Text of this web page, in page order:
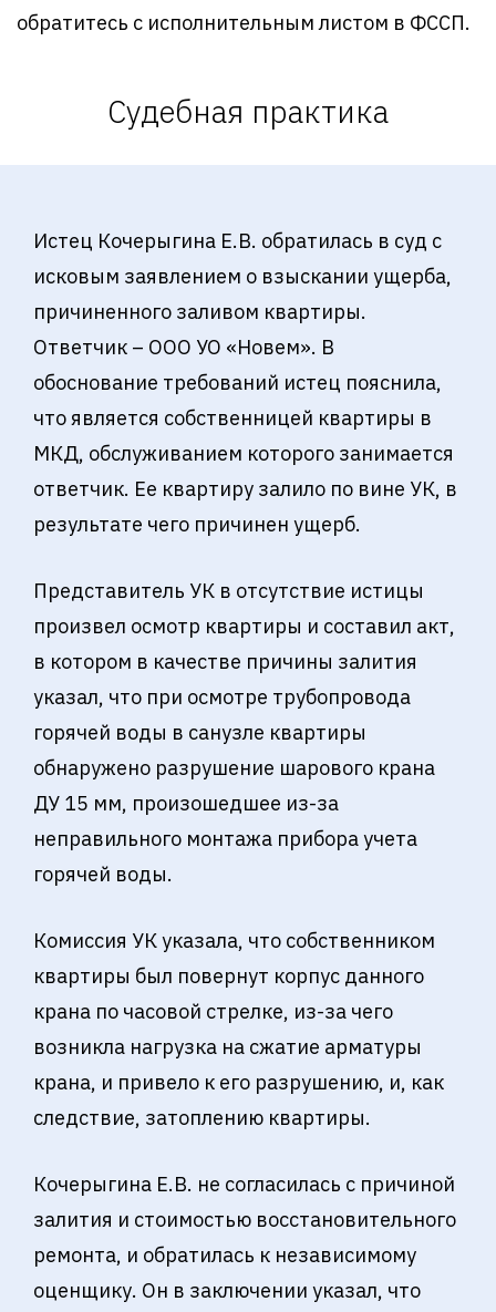
обратитесь с исполнительным листом в ФССП.
Судебная практика
Истец Кочерыгина Е.В. обратилась в суд с
исковым заявлением о взыскании ущерба,
причиненного заливом квартиры.
Ответчик – ООО УО «Новем». В
обоснование требований истец пояснила,
что является собственницей квартиры в
МКД, обслуживанием которого занимается
ответчик. Ее квартиру залило по вине УК, в
результате чего причинен ущерб.
Представитель УК в отсутствие истицы
произвел осмотр квартиры и составил акт,
в котором в качестве причины залития
указал, что при осмотре трубопровода
горячей воды в санузле квартиры
обнаружено разрушение шарового крана
ДУ 15 мм, произошедшее из-за
неправильного монтажа прибора учета
горячей воды.
Комиссия УК указала, что собственником
квартиры был повернут корпус данного
крана по часовой стрелке, из-за чего
возникла нагрузка на сжатие арматуры
крана, и привело к его разрушению, и, как
следствие, затоплению квартиры.
Кочерыгина Е.В. не согласилась с причиной
залития и стоимостью восстановительного
ремонта, и обратилась к независимому
оценщику. Он в заключении указал, что